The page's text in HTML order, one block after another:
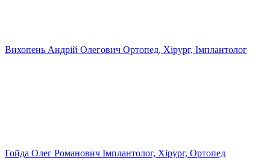
Вихопень Андрій Олегович Ортопед, Хірург, Імплантолог
Гойда Олег Романович Імплантолог, Хірург, Ортопед